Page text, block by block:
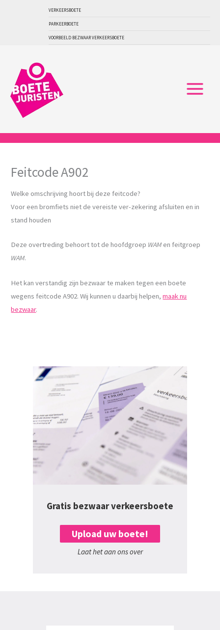
VERKEERSBOETE
PARKEERBOETE
VOORBEELD BEZWAAR VERKEERSBOETE
Feitcode A902
Welke omschrijving hoort bij deze feitcode?
Voor een bromfiets niet de vereiste ver-zekering afsluiten en in
stand houden
Deze overtreding behoort tot de hoofdgroep WAM en feitgroep
WAM.
Het kan verstandig zijn bezwaar te maken tegen een boete
wegens feitcode A902. Wij kunnen u daarbij helpen,maak nu
bezwaar.
Gratis bezwaar verkeersboete
Upload uw boete!
Laat het aan ons over